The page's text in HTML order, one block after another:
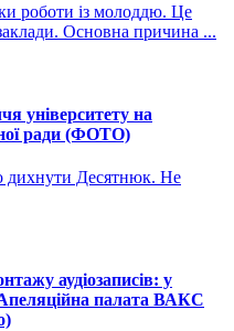
роботи із молоддю. Це
Основна причина ...
університету на
ради (ФОТО)
дихнути Десятнюк. Не
аудіозаписів: у
палата ВАКС